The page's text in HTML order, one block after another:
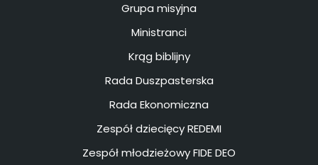
Grupa misyjna
Ministranci
Krąg biblijny
Rada Duszpasterska
Rada Ekonomiczna
Zespół dziecięcy REDEMI
Zespół młodzieżowy FIDE DEO